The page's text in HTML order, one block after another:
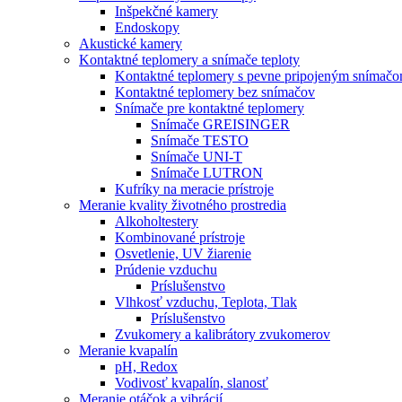
Inšpekčné kamery
Endoskopy
Akustické kamery
Kontaktné teplomery a snímače teploty
Kontaktné teplomery s pevne pripojeným
Kontaktné teplomery bez snímačov
Snímače pre kontaktné teplomery
Snímače GREISINGER
Snímače TESTO
Snímače UNI-T
Snímače LUTRON
Kufríky na meracie prístroje
Meranie kvality životného prostredia
Alkoholtestery
Kombinované prístroje
Osvetlenie, UV žiarenie
Prúdenie vzduchu
Príslušenstvo
Vlhkosť vzduchu, Teplota, Tlak
Príslušenstvo
Zvukomery a kalibrátory zvukomerov
Meranie kvapalín
pH, Redox
Vodivosť kvapalín, slanosť
Meranie otáčok a vibrácií